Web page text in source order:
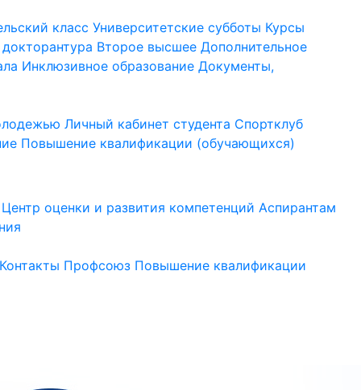
класс Университетские субботы Курсы
Второе высшее Дополнительное
Инклюзивное образование Документы,
Личный кабинет студента Спортклуб
Повышение квалификации (обучающихся)
Центр оценки и развития компетенций Аспирантам
Контакты Профсоюз Повышение квалификации